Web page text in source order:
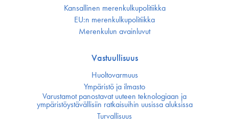
Kansallinen merenkulku­politiikka
EU:n merenkulku­politiikka
Merenkulun avainluvut
Vastuullisuus
Huoltovarmuus
Ympäristö ja ilmasto
Varustamot panostavat uuteen teknologiaan ja
ympäristöystävällisiin ratkaisuihin uusissa aluksissa
Turvallisuus